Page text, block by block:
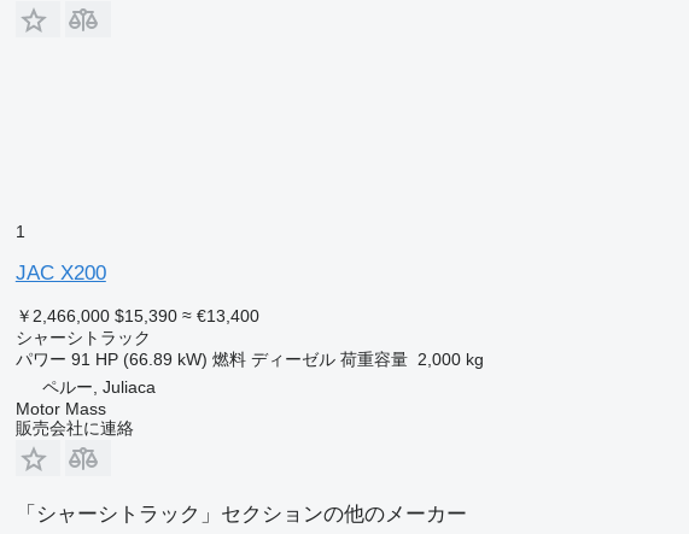
1
JAC X200
￥2,466,000 $15,390 ≈ €13,400
シャーシトラック
パワー 91 HP (66.89 kW) 燃料 ディーゼル 荷重容量 2,000 kg
ペルー, Juliaca
Motor Mass
販売会社に連絡
「シャーシトラック」セクションの他のメーカー